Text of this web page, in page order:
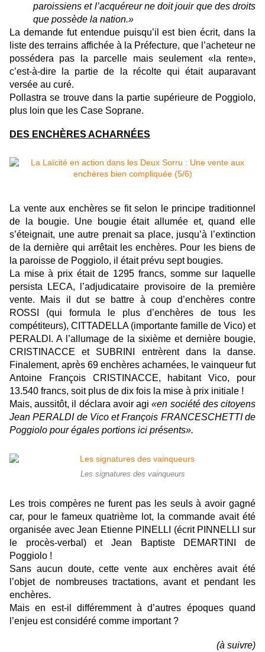
paroissiens et l’acquéreur ne doit jouir que des droits
que possède la nation.»
La demande fut entendue puisqu’il est bien écrit, dans la
liste des terrains affichée à la Préfecture, que l’acheteur ne
possédera pas la parcelle mais seulement «la rente»,
c’est-à-dire la partie de la récolte qui était auparavant
versée au curé.
Pollastra se trouve dans la partie supérieure de Poggiolo,
plus loin que les Case Soprane.
DES ENCHÈRES ACHARNÉES
La vente aux enchères se fit selon le principe traditionnel
de la bougie. Une bougie était allumée et, quand elle
s’éteignait, une autre prenait sa place, jusqu’à l’extinction
de la dernière qui arrêtait les enchères. Pour les biens de
la paroisse de Poggiolo, il était prévu sept bougies.
La mise à prix était de 1295 francs, somme sur laquelle
persista LECA, l’adjudicataire provisoire de la première
vente. Mais il dut se battre à coup d’enchères contre
ROSSI (qui formula le plus d’enchères de tous les
compétiteurs), CITTADELLA (importante famille de Vico) et
PERALDI. A l’allumage de la sixième et dernière bougie,
CRISTINACCE et SUBRINI entrèrent dans la danse.
Finalement, après 69 enchères acharnées, le vainqueur fut
Antoine François CRISTINACCE, habitant Vico, pour
13.540 francs, soit plus de dix fois la mise à prix initiale !
Mais, aussitôt, il déclara avoir agi«en société des citoyens
Jean PERALDI de Vico et François FRANCESCHETTI de
Poggiolo pour égales portions ici présents».
Les signatures des vainqueurs
Les trois compères ne furent pas les seuls à avoir gagné
car, pour le fameux quatrième lot, la commande avait été
organisée avec Jean Etienne PINELLI (écrit PINNELLI sur
le procès-verbal) et Jean Baptiste DEMARTINI de
Poggiolo !
Sans aucun doute, cette vente aux enchères avait été
l’objet de nombreuses tractations, avant et pendant les
enchères.
Mais en est-il différemment à d’autres époques quand
l’enjeu est considéré comme important ?
(à suivre)